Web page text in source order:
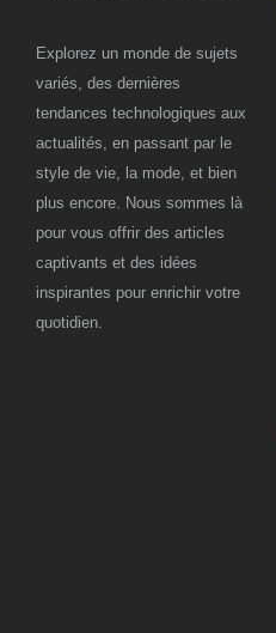
Explorez un monde de sujets
variés, des dernières
tendances technologiques aux
actualités, en passant par le
style de vie, la mode, et bien
plus encore. Nous sommes là
pour vous offrir des articles
captivants et des idées
inspirantes pour enrichir votre
quotidien.